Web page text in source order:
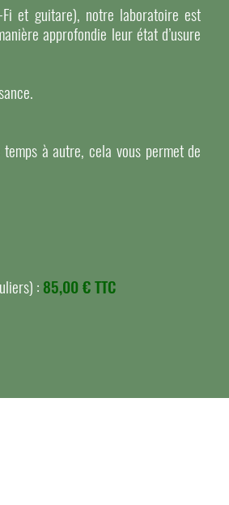
et guitare), notre laboratoire est
approfondie leur état d’usure
à autre, cela vous permet de
: 85,00 € TTC